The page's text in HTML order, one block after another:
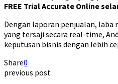
FREE Trial Accurate Online
Dengan laporan penjualan, laba
yang tersaji secara real-time,
keputusan bisnis dengan lebih
Share0
previous post